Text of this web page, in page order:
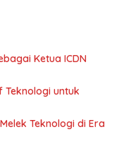
Ketua ICDN
Teknologi untuk
Teknologi di Era